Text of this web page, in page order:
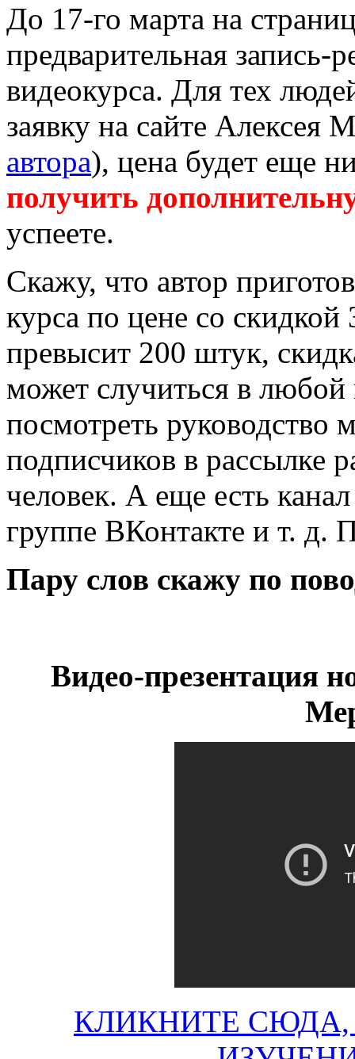
До 17-го марта на
предварительная запись-
видеокурса. Для тех
заявку на сайте Алексея
автора), цена будет еще
получить
успеете.
Скажу, что автор
курса по цене со скидкой
превысит 200 штук,
может случиться в
посмотреть руководство
подписчиков в рассылке
человек. А еще есть
группе ВКонтакте и т. д.
Пару слов скажу по
Видео-презентация
КЛИКНИТЕ